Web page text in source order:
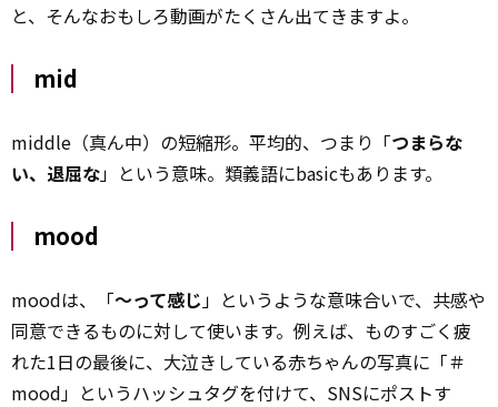
と、そんなおもしろ動画がたくさん出てきますよ。
mid
middle（真ん中）の短縮形。平均的、つまり「つまらな
い、退屈な」という意味。類義語にbasicもあります。
mood
moodは、「～って感じ 」というような意味合いで、共感や
同意できるものに対して使います。例えば、ものすごく疲
れた1日の最後に、大泣きしている赤ちゃんの写真に「＃
mood」というハッシュタグを付けて、SNSにポストす